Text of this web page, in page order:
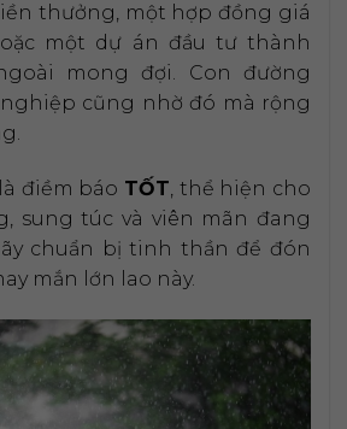
thưởng, một hợp đồng giá
một dự án đầu tư thành
mong đợi. Con đường
cũng nhờ đó mà rộng
điềm báo TỐT, thể hiện cho
sung túc và viên mãn đang
chuẩn bị tinh thần để đón
mắn lớn lao này.